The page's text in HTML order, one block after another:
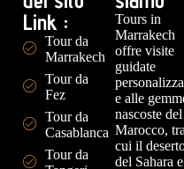
Link :
Tour da
Marrakech
Tour da
Fez
Tour da
Casablanca
Tour da
Tours in
Marrakech
offre visite
guidate
e alle
nascoste del
Marocco, tra
cui il
del Sahara e